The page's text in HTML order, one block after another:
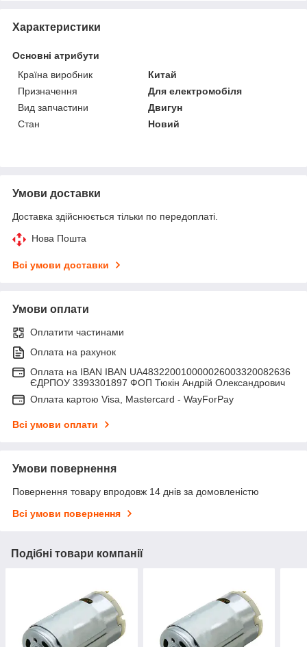
Характеристики
Основні атрибути
Країна виробник
Китай
Призначення
Для електромобіля
Вид запчастини
Двигун
Стан
Новий
Умови доставки
Доставка здійснюється тільки по передоплаті.
Нова Пошта
Всі умови доставки
Умови оплати
Оплатити частинами
Оплата на рахунок
Оплата на IBAN IBAN UA483220010000026003320082636
ЄДРПОУ 3393301897 ФОП Тюкін Андрій Олександрович
Оплата картою Visa, Mastercard - WayForPay
Всі умови оплати
Умови повернення
Повернення товару впродовж 14 днів за домовленістю
Всі умови повернення
Подібні товари компанії